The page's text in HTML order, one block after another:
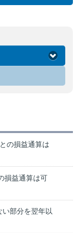
の損益通算は
損益通算は可
い部分を翌年以